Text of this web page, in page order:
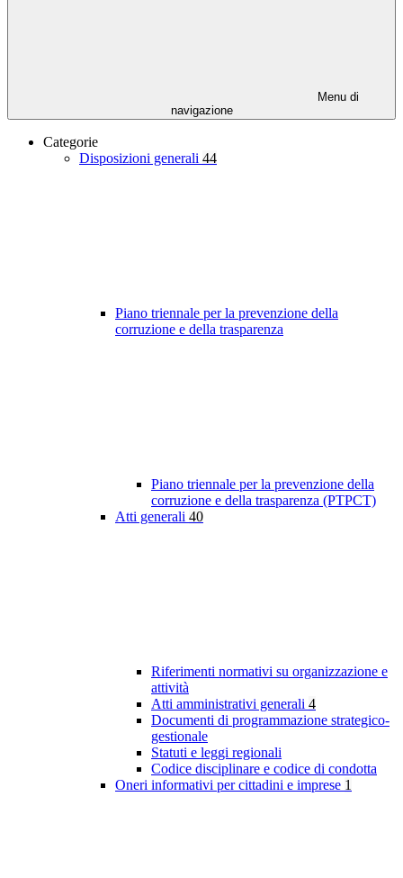
Menu di
navigazione
Categorie
Disposizioni generali 44
Piano triennale per la prevenzione della
corruzione e della trasparenza
Piano triennale per la prevenzione della
corruzione e della trasparenza (PTPCT)
Atti generali 40
Riferimenti normativi su organizzazione e
attività
Atti amministrativi generali 4
Documenti di programmazione strategico-
gestionale
Statuti e leggi regionali
Codice disciplinare e codice di condotta
Oneri informativi per cittadini e imprese 1